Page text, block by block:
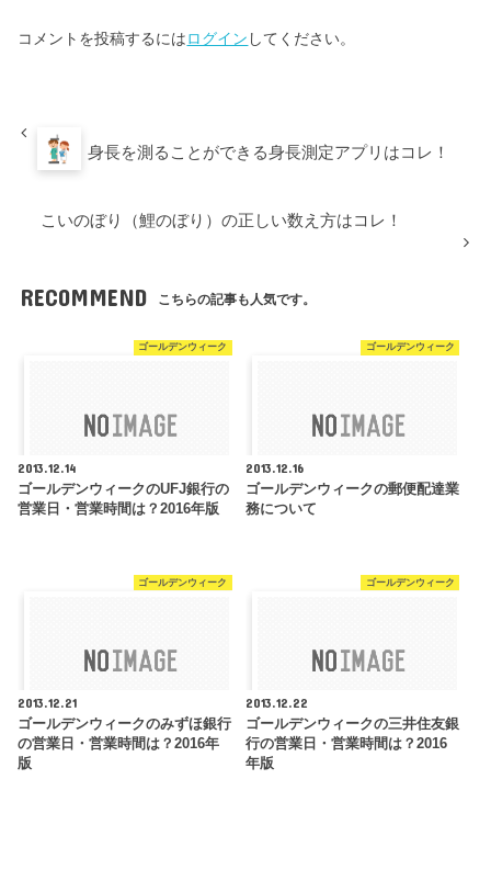
コメントを投稿するにはログイン してください。
身長を測ることができる身長測定アプリはコレ！
こいのぼり（鯉のぼり）の正しい数え方はコレ！
RECOMMEND こちらの記事も人気です。
ゴールデンウィーク
2013.12.14
ゴールデンウィークのUFJ銀行の
営業日・営業時間は？2016年版
ゴールデンウィーク
2013.12.16
ゴールデンウィークの郵便配達業
務について
ゴールデンウィーク
2013.12.21
ゴールデンウィークのみずほ銀行
の営業日・営業時間は？2016年
版
ゴールデンウィーク
2013.12.22
ゴールデンウィークの三井住友銀
行の営業日・営業時間は？2016
年版